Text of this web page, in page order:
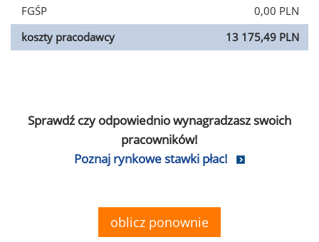
FGŚP
0,00 PLN
koszty pracodawcy
13 175,49 PLN
Sprawdź czy odpowiednio wynagradzasz swoich
pracowników!
Poznaj rynkowe stawki płac!
oblicz ponownie